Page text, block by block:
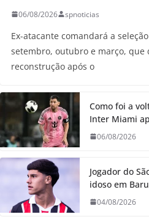
06/08/2026 spnoticias
Ex-atacante comandará a
setembro, outubro e março, que
reconstrução após o
Como foi a
Inter Miami
06/08/2026
Jogador do
idoso em
04/08/2026